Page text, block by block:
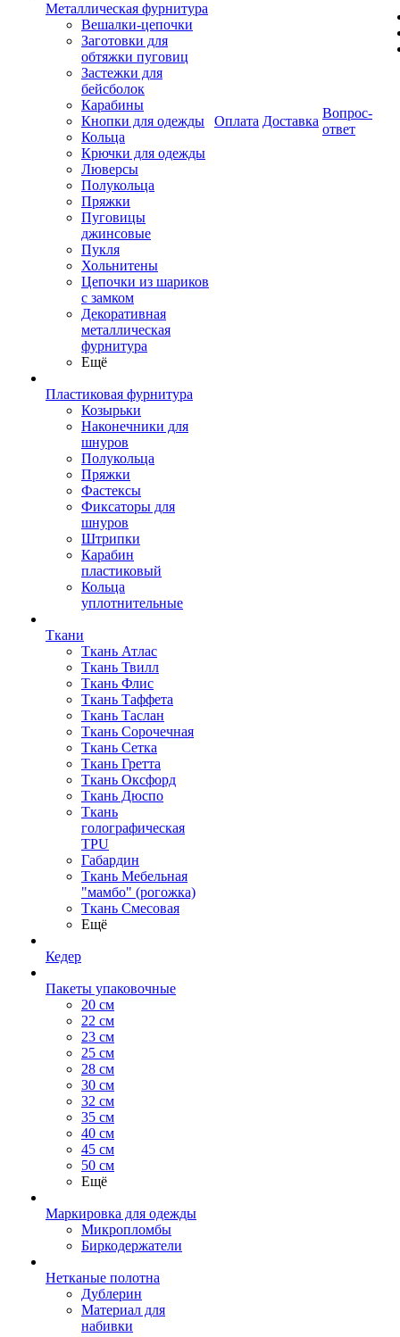
Металлическая фурнитура
Вешалки-цепочки
Заготовки для
обтяжки пуговиц
Застежки для
бейсболок
Карабины
Кнопки для одежды
Кольца
Крючки для одежды
Люверсы
Полукольца
Пряжки
Пуговицы
джинсовые
Пукля
Хольнитены
Цепочки из шариков
с замком
Декоративная
металлическая
фурнитура
Ещё
Пластиковая фурнитура
Козырьки
Наконечники для
шнуров
Полукольца
Пряжки
Фастексы
Фиксаторы для
шнуров
Штрипки
Карабин
пластиковый
Кольца
уплотнительные
Ткани
Ткань Атлас
Ткань Твилл
Ткань Флис
Ткань Таффета
Ткань Таслан
Ткань Сорочечная
Ткань Сетка
Ткань Гретта
Ткань Оксфорд
Ткань Дюспо
Ткань
голографическая
TPU
Габардин
Ткань Мебельная
"мамбо" (рогожка)
Ткань Смесовая
Ещё
Кедер
Пакеты упаковочные
20 см
22 см
23 см
25 см
28 см
30 см
32 см
35 см
40 см
45 см
50 см
Ещё
Маркировка для одежды
Микропломбы
Биркодержатели
Нетканые полотна
Дублерин
Материал для
набивки
Оплата Доставка
Вопрос-
ответ